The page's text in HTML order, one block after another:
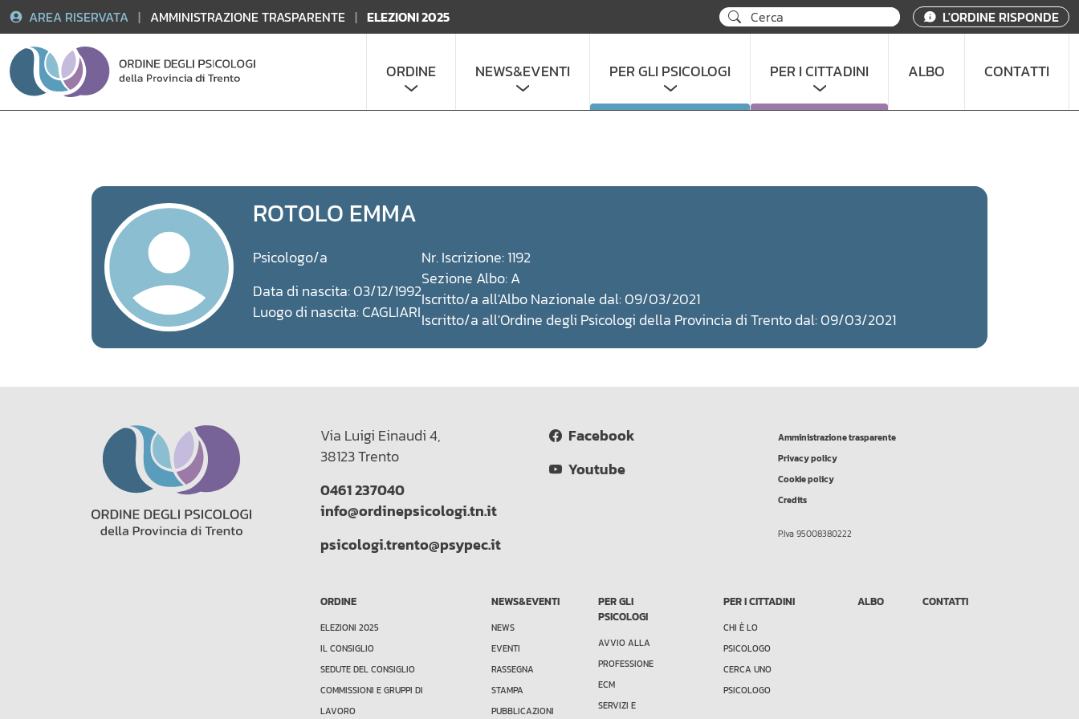
contenuto
AREA RISERVATA | AMMINISTRAZIONE TRASPARENTE | ELEZIONI 2025 L'ORDINE RISPONDE
ORDINE NEWS&EVENTI PER GLI PSICOLOGI PER I CITTADINI ALBO CONTATTI
ROTOLO EMMA
Psicologo/a
Data di nascita: 03/12/1992
Luogo di nascita: CAGLIARI
Nr. Iscrizione: 1192
Sezione Albo: A
Iscritto/a all'Albo Nazionale dal: 09/03/2021
Iscritto/a all'Ordine degli Psicologi della Provincia di Trento dal: 09/03/2021
Via Luigi Einaudi 4,
38123 Trento
0461 237040
info@ordinepsicologi.tn.it
psicologi.trento@psypec.it
Facebook
Youtube
Amministrazione trasparente
Privacy policy
Cookie policy
Credits
P.Iva 95008380222
ORDINE
ELEZIONI 2025
IL CONSIGLIO
SEDUTE DEL CONSIGLIO
COMMISSIONI E GRUPPI DI
LAVORO
NEWS&EVENTI
NEWS
EVENTI
RASSEGNA
STAMPA
PUBBLICAZIONI
PER GLI
PSICOLOGI
AVVIO ALLA
PROFESSIONE
ECM
SERVIZI E
PER I CITTADINI
CHI È LO
PSICOLOGO
CERCA UNO
PSICOLOGO
ALBO CONTATTI